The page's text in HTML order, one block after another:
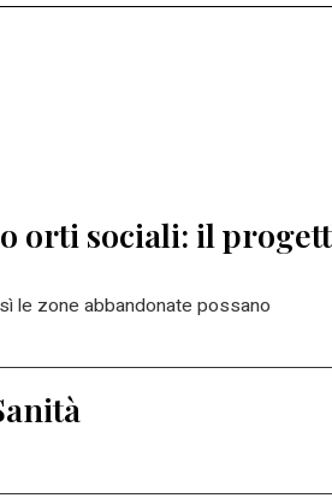
orti sociali: il
le zone abbandonate possano